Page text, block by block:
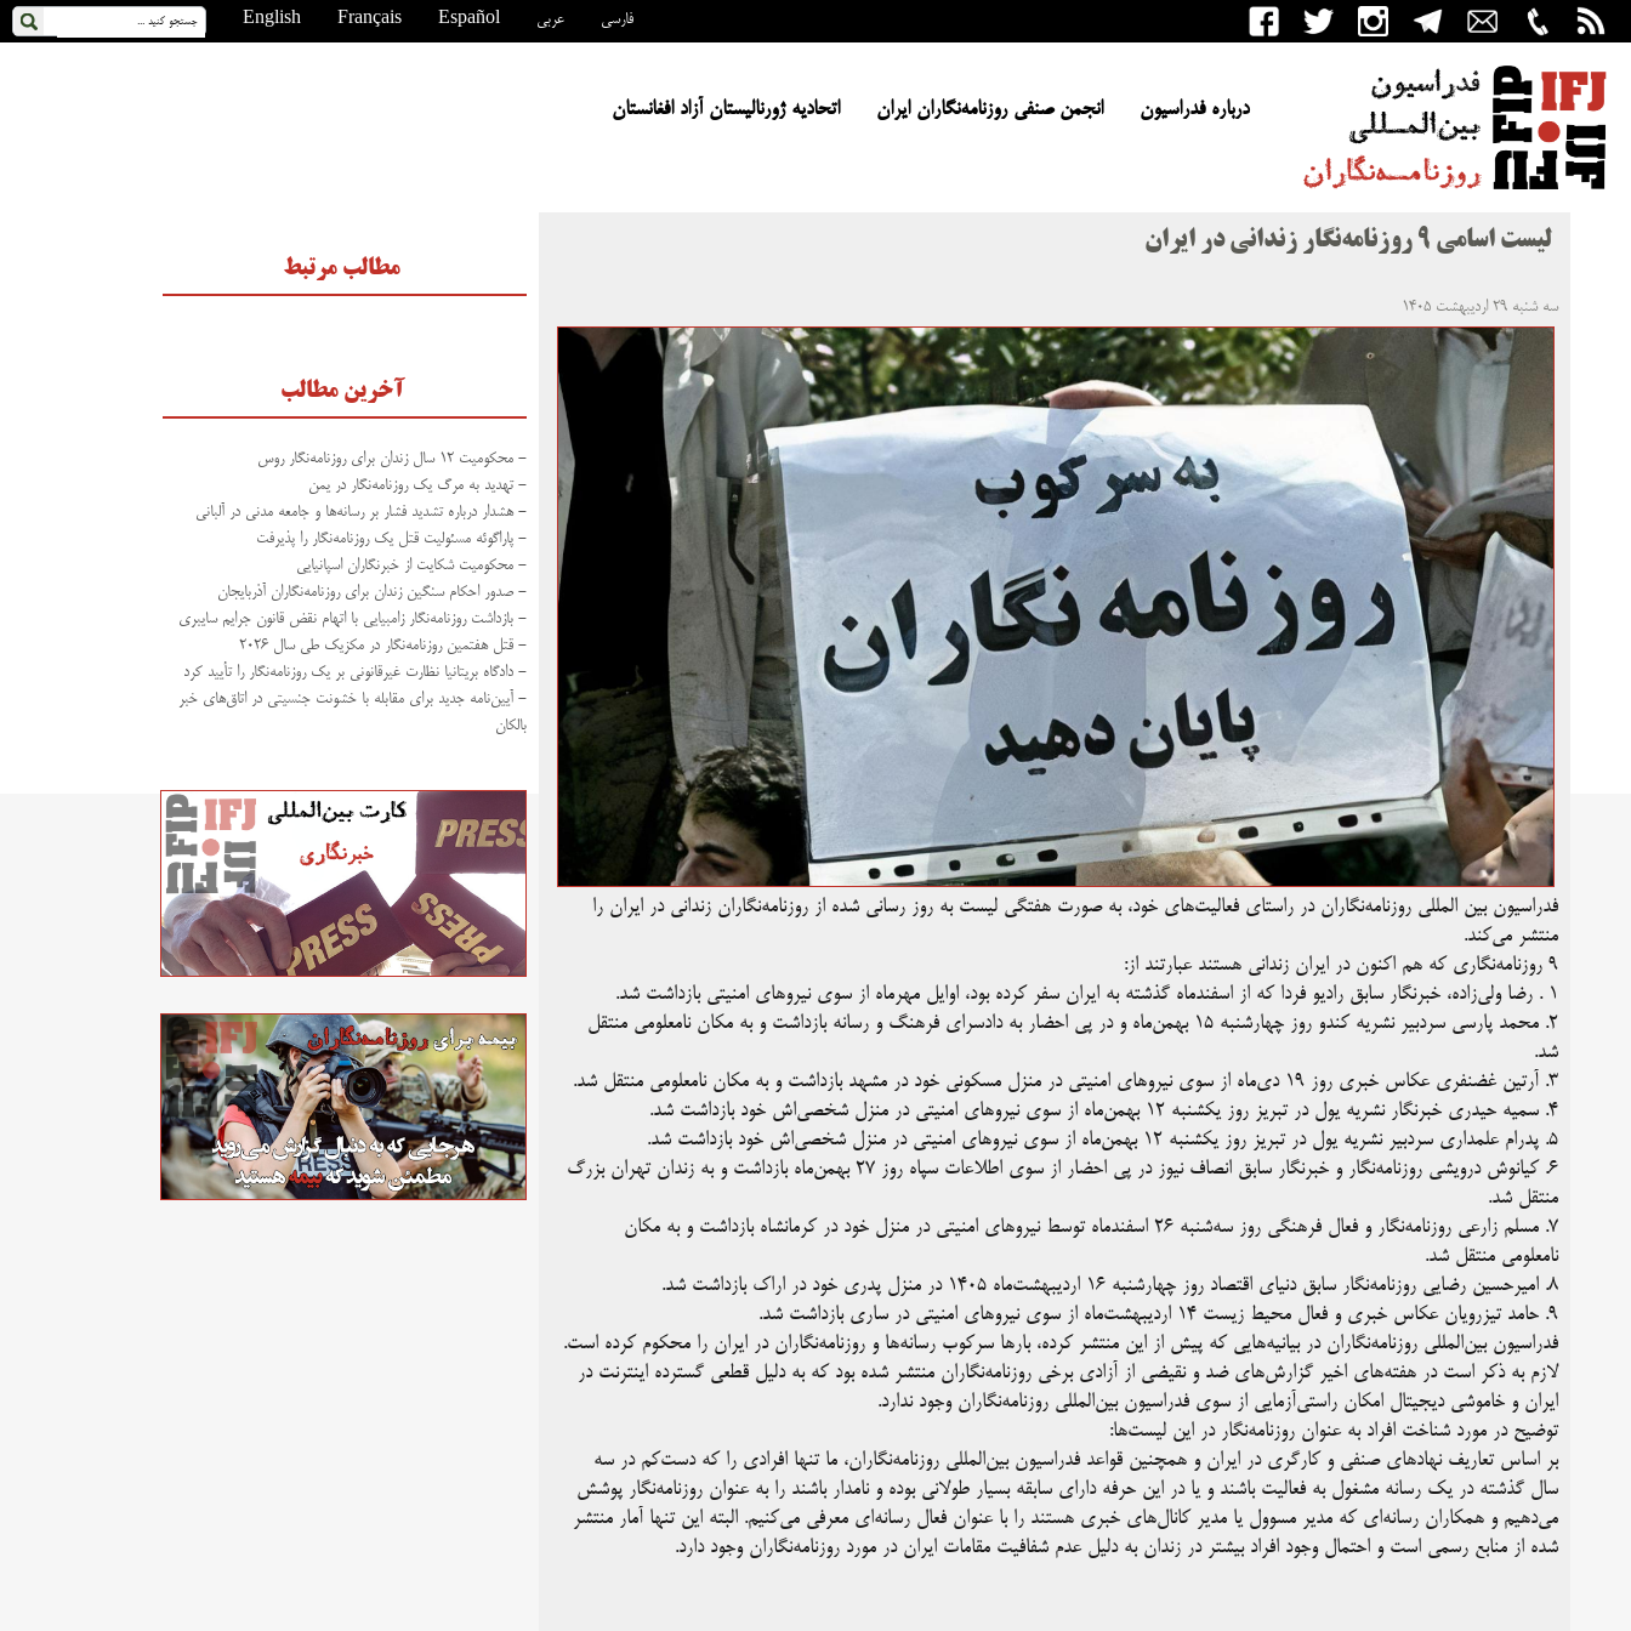
English Français Español عربی فارسی
درباره فدراسیون انجمن صنفی روزنامه‌نگاران ایران اتحادیه ژورنالیستان آزاد افغانستان
لیست اسامی ۹ روزنامه‌نگار زندانی در ایران
سه شنبه ۲۹ اردیبهشت ۱۴۰۵
فدراسیون بین ‌المللی روزنامه‌نگاران در راستای فعالیت‌های خود، به صورت هفتگی لیست به روز رسانی شده از روزنامه‌نگاران زندانی در ایران را
منتشر می‌کند.
۹ روزنامه‌نگاری که هم اکنون در ایران زندانی هستند عبارتند از:
۱ . رضا ولی‌زاده، خبرنگار سابق رادیو فردا که از اسفندماه گذشته به ایران سفر کرده بود، اوایل مهرماه از سوی نیروهای امنیتی بازداشت شد.
۲. محمد پارسی سردبیر نشریه کندو روز چهارشنبه ۱۵ بهمن‌ماه و در پی احضار به دادسرای فرهنگ و رسانه بازداشت و به مکان نامعلومی منتقل
شد.
۳. آرتین غضنفری عکاس خبری روز ۱۹ دی‌ماه از سوی نیروهای امنیتی در منزل مسکونی خود در مشهد بازداشت و به مکان نامعلومی منتقل شد.
۴. سمیه حیدری خبرنگار نشریه یول در تبریز روز یکشنبه ۱۲ بهمن‌ماه از سوی نیروهای امنیتی در منزل شخصی‌اش خود بازداشت شد.
۵. پدرام علمداری سردبیر نشریه یول در تبریز روز یکشنبه ۱۲ بهمن‌ماه از سوی نیروهای امنیتی در منزل شخصی‌اش خود بازداشت شد.
۶. کیانوش درویشی روزنامه‌نگار و خبرنگار سابق انصاف نیوز در پی احضار از سوی اطلاعات سپاه روز ۲۷ بهمن‌ماه بازداشت و به زندان تهران بزرگ
منتقل شد.
۷. مسلم زارعی روزنامه‌نگار و فعال فرهنگی روز سه‌شنبه ۲۶ اسفندماه توسط نیروهای امنیتی در منزل خود در کرمانشاه بازداشت و به مکان
نامعلومی منتقل شد.
۸. امیرحسین رضایی روزنامه‌نگار سابق دنیای اقتصاد روز چهارشنبه ۱۶ اردیبهشت‌ماه ۱۴۰۵ در منزل پدری خود در اراک بازداشت شد.
۹. حامد تیزرویان عکاس خبری و فعال محیط زیست ۱۴ اردیبهشت‌ماه از سوی نیروهای امنیتی در ساری بازداشت شد.
فدراسیون بین‌المللی روزنامه‌نگاران در بیانیه‌هایی که پیش از این منتشر کرده، بارها سرکوب رسانه‌ها و روزنامه‌نگاران در ایران را محکوم کرده است.
لازم به ذکر است در هفته‌های اخیر گزارش‌های ضد و نقیضی از آزادی برخی روزنامه‌نگاران منتشر شده بود که به دلیل قطعی گسترده اینترنت در
ایران و خاموشی دیجیتال امکان راستی‌آزمایی از سوی فدراسیون بین‌المللی روزنامه‌نگاران وجود ندارد.
توضیح در مورد شناخت افراد به عنوان روزنامه‌نگار در این لیست‌ها:
بر اساس تعاریف نهادهای صنفی و کارگری در ایران و همچنین قواعد فدراسیون بین‌المللی روزنامه‌نگاران، ما تنها افرادی را که دست‌کم در سه
سال گذشته در یک رسانه‌ مشغول به فعالیت باشند و یا در این حرفه دارای سابقه بسیار طولانی بوده و نامدار باشند را به عنوان روزنامه‌نگار پوشش
می‌دهیم و همکاران رسانه‌ای که مدیر مسوول یا مدیر کانال‌های خبری هستند را با عنوان فعال رسانه‌ای معرفی می‌کنیم. البته این تنها آمار منتشر
شده از منابع رسمی است و احتمال وجود افراد بیشتر در زندان به دلیل عدم شفافیت مقامات ایران در مورد روزنامه‌نگاران وجود دارد.
مطالب مرتبط
آخرین مطالب
- محکومیت ۱۲ سال زندان برای روزنامه‌نگار روس
- تهدید به مرگ یک روزنامه‌نگار در یمن
- هشدار درباره تشدید فشار بر رسانه‌ها و جامعه مدنی در آلبانی
- پاراگوئه مسئولیت قتل یک روزنامه‌نگار را پذیرفت
- محکومیت شکایت از خبرنگاران اسپانیایی
- صدور احکام سنگین زندان برای روزنامه‌نگاران آذربایجان
- بازداشت روزنامه‌نگار زامبیایی با اتهام نقض قانون جرایم سایبری
- قتل هفتمین روزنامه‌نگار در مکزیک طی سال ۲۰۲۶
- دادگاه بریتانیا نظارت غیرقانونی بر یک روزنامه‌نگار را تأیید کرد
- آیین‌نامه جدید برای مقابله با خشونت جنسیتی در اتاق‌های خبر
بالکان